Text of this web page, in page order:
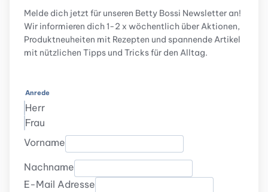
Melde dich jetzt für unseren Betty Bossi Newsletter an!
Wir informieren dich 1-2 x wöchentlich über Aktionen,
Produktneuheiten mit Rezepten und spannende Artikel
mit nützlichen Tipps und Tricks für den Alltag.
Anrede
Herr
Frau
Vorname
Nachname
E-Mail Adresse